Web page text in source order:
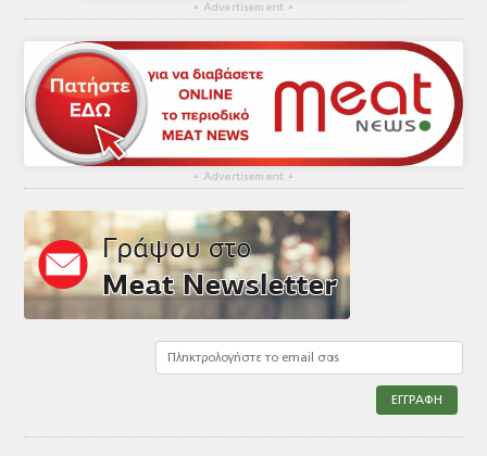
▴ Advertisement ▴
▴ Advertisement ▴